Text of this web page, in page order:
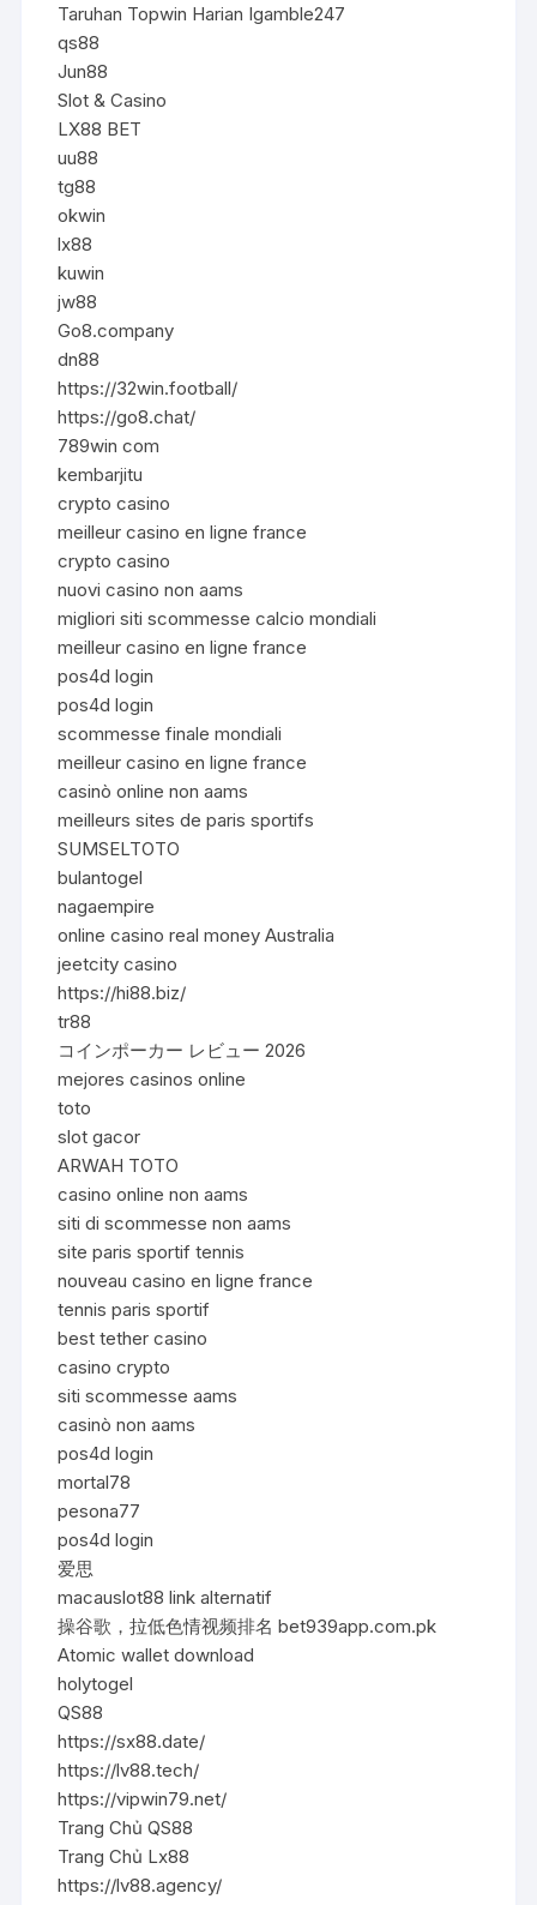
Taruhan Topwin Harian Igamble247
qs88
Jun88
Slot & Casino
LX88 BET
uu88
tg88
okwin
lx88
kuwin
jw88
Go8.company
dn88
https://32win.football/
https://go8.chat/
789win com
kembarjitu
crypto casino
meilleur casino en ligne france
crypto casino
nuovi casino non aams
migliori siti scommesse calcio mondiali
meilleur casino en ligne france
pos4d login
pos4d login
scommesse finale mondiali
meilleur casino en ligne france
casinò online non aams
meilleurs sites de paris sportifs
SUMSELTOTO
bulantogel
nagaempire
online casino real money Australia
jeetcity casino
https://hi88.biz/
tr88
コインポーカー レビュー 2026
mejores casinos online
toto
slot gacor
ARWAH TOTO
casino online non aams
siti di scommesse non aams
site paris sportif tennis
nouveau casino en ligne france
tennis paris sportif
best tether casino
casino crypto
siti scommesse aams
casinò non aams
pos4d login
mortal78
pesona77
pos4d login
爱思
macauslot88 link alternatif
操谷歌，拉低色情视频排名 bet939app.com.pk
Atomic wallet download
holytogel
QS88
https://sx88.date/
https://lv88.tech/
https://vipwin79.net/
Trang Chủ QS88
Trang Chủ Lx88
https://lv88.agency/